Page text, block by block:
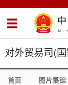
对外贸易司(
首页 图片集锦